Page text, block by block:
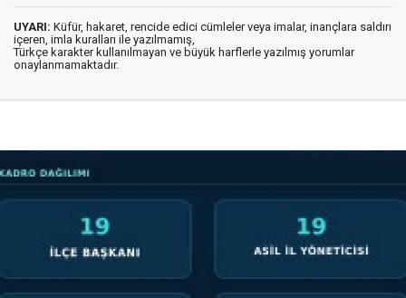
UYARI: Küfür, hakaret, rencide edici cümleler veya imalar, inançlara saldırı
içeren, imla kuralları ile yazılmamış,
Türkçe karakter kullanılmayan ve büyük harflerle yazılmış yorumlar
onaylanmamaktadır.